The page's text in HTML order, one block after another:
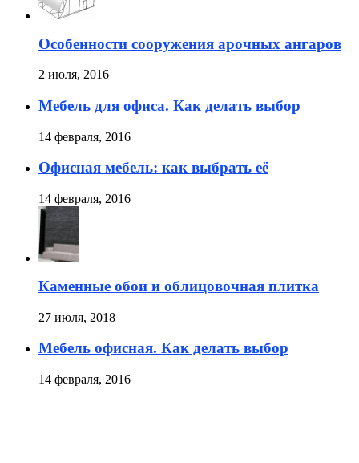
Особенности сооружения арочных ангаров
2 июля, 2016
Мебель для офиса. Как делать выбор
14 февраля, 2016
Офисная мебель: как выбрать её
14 февраля, 2016
Каменные обои и облицовочная плитка
27 июля, 2018
Мебель офисная. Как делать выбор
14 февраля, 2016